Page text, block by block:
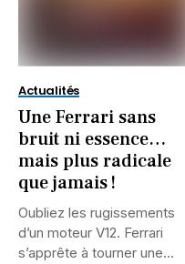
Actualités
Une Ferrari sans
bruit ni essence…
mais plus radicale
que jamais !
Oubliez les rugissements
d’un moteur V12. Ferrari
s’apprête à tourner une